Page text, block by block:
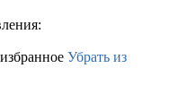
Убрать из